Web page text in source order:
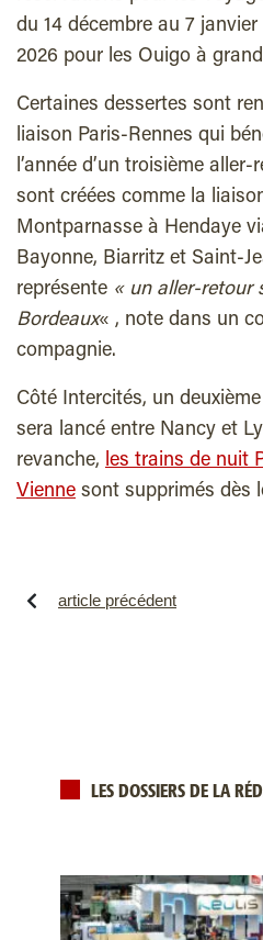
du 14 décembre au 7
2026 pour les Ouigo à
Certaines dessertes sont
liaison Paris-Rennes qui
l’année d’un troisième
sont créées comme la
Montparnasse à Hendaye
Bayonne, Biarritz et Saint-
représente « un aller-retour
Bordeaux« , note dans un
compagnie.
Côté Intercités, un
sera lancé entre Nancy et
revanche, les trains de nuit
Vienne sont supprimés dès
article précédent
LES DOSSIERS DE LA